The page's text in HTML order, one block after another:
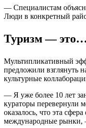
— Специалистам
Люди в конкретный
Туризм — это…
Мультипликативный
предложили взглянуть
культурные
— Я уже более 10 лет
кураторы перевернули
оказалось, что эта
международные рынки,